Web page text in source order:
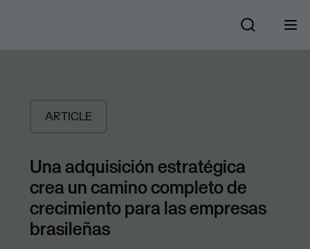
ARTICLE
Una adquisición estratégica
crea un camino completo de
crecimiento para las empresas
brasileñas